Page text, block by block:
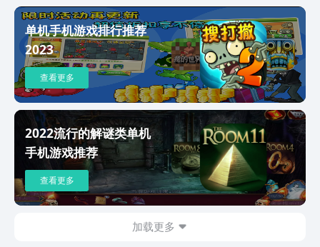
单机手机游戏排行推荐
2023
查看更多
2022流行的解谜类单机
手机游戏推荐
查看更多
加载更多